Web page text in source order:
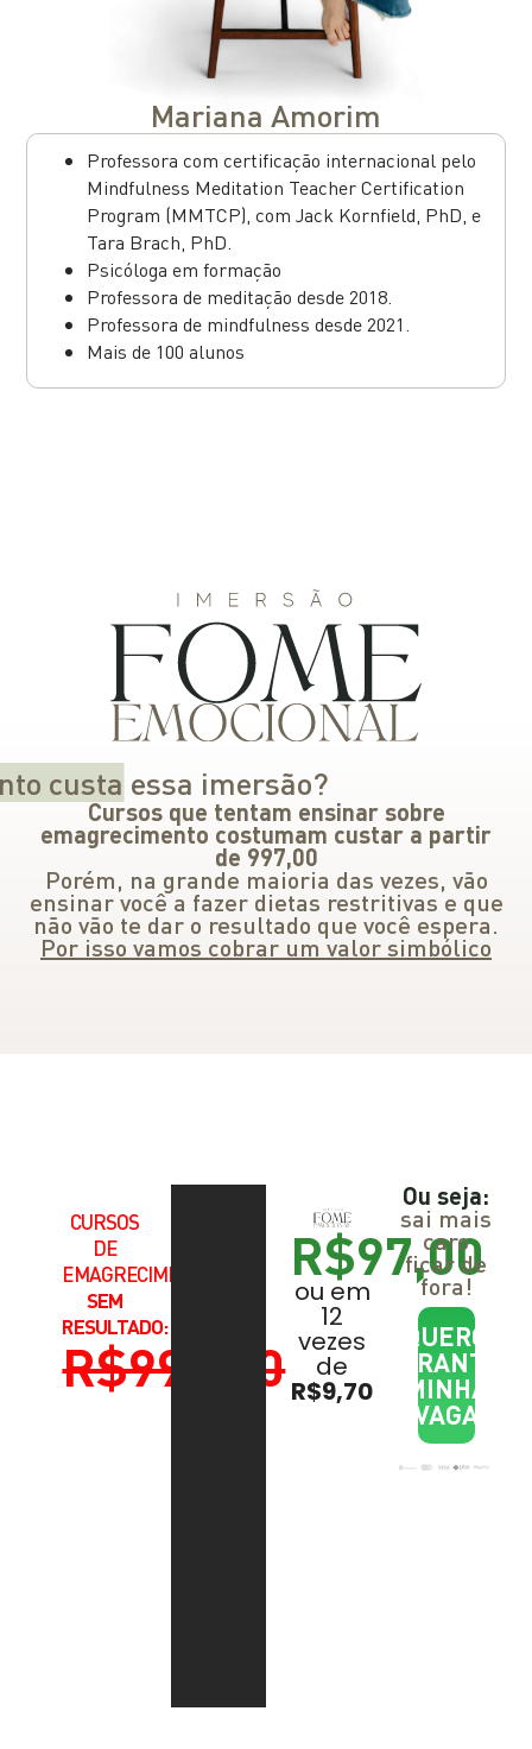
Mariana Amorim
Professora com certificação internacional pelo
Mindfulness Meditation Teacher Certification
Program (MMTCP), com Jack Kornfield, PhD, e
Tara Brach, PhD.
Psicóloga em formação
Professora de meditação desde 2018.
Professora de mindfulness desde 2021.
Mais de 100 alunos
custa essa imersão?
Cursos que tentam ensinar sobre
emagrecimento costumam custar a partir
de 997,00
Porém, na grande maioria das vezes, vão
ensinar você a fazer dietas restritivas e que
não vão te dar o resultado que você espera.
Por isso vamos cobrar um valor simbólico
CURSOS
DE
EMAGRECIMENTO
SEM
RESULTADO:
R$997,00
R$97,00
ou em
12
vezes
de
R$9,70
Ou seja:
sai mais
caro
ficar de
fora!
QUERO
GARANTIR
MINHA
VAGA